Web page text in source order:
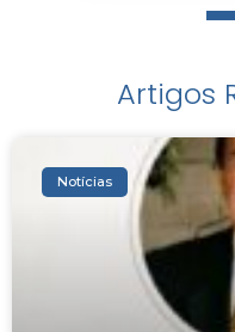
Artigos
Notícias